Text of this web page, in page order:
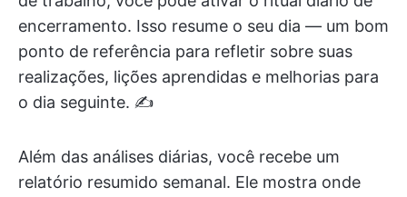
encerramento. Isso resume o seu dia — um bom
ponto de referência para refletir sobre suas
realizações, lições aprendidas e melhorias para
o dia seguinte. ✍️
Além das análises diárias, você recebe um
relatório resumido semanal. Ele mostra onde